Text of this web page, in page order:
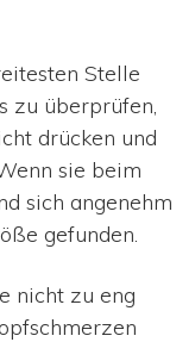
Stelle
zu überprüfen,
drücken und
sie beim
sich angenehm
gefunden.
nicht zu eng